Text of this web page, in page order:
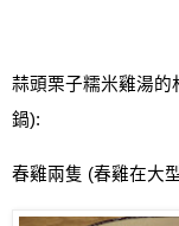
蒜頭栗子糯米雞湯的
鍋):
春雞兩隻 (春雞在大